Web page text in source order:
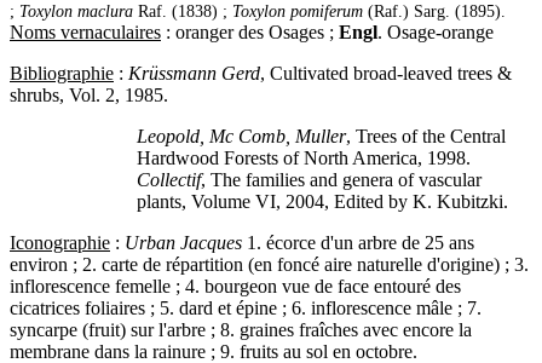
; Toxylon maclura Raf. (1838) ; Toxylon pomiferum (Raf.) Sarg. (1895).
Noms vernaculaires : oranger des Osages ; Engl. Osage-orange
Bibliographie : Krüssmann Gerd, Cultivated broad-leaved trees &
shrubs, Vol. 2, 1985.
Leopold, Mc Comb, Muller, Trees of the Central
Hardwood Forests of North America, 1998.
Collectif, The families and genera of vascular
plants, Volume VI, 2004, Edited by K. Kubitzki.
Iconographie : Urban Jacques 1. écorce d'un arbre de 25 ans
environ ; 2. carte de répartition (en foncé aire naturelle d'origine) ; 3.
inflorescence femelle ; 4. bourgeon vue de face entouré des
cicatrices foliaires ; 5. dard et épine ; 6. inflorescence mâle ; 7.
syncarpe (fruit) sur l'arbre ; 8. graines fraîches avec encore la
membrane dans la rainure ; 9. fruits au sol en octobre.